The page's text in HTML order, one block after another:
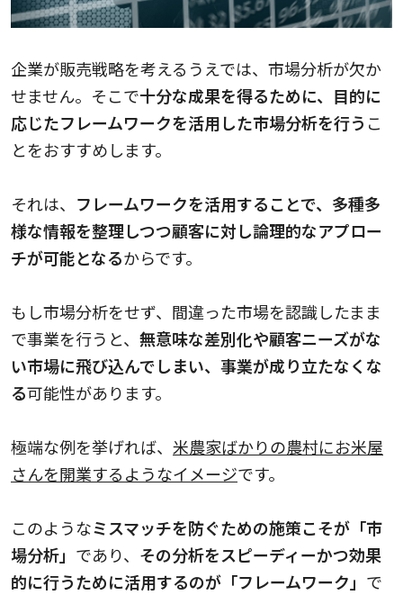
企業が販売戦略を考えるうえでは、市場分析が欠か
せません。そこで十分な成果を得るために、目的に
応じたフレームワークを活用した市場分析を行う こ
とをおすすめします。
それは、 フレームワークを活用することで、多種多
様な情報を整理しつつ顧客に対し論理的なアプロー
チが可能となるからです。
もし市場分析をせず、間違った市場を認識したまま
で事業を行うと、 無意味な差別化や顧客ニーズがな
い市場に飛び込んでしまい、事業が成り立たなくな
る可能性があります。
極端な例を挙げれば、 米農家ばかりの農村にお米屋
さんを開業するようなイメージです。
このようなミスマッチを防ぐための施策こそが「市
場分析」 であり、 その分析をスピーディーかつ効果
的に行うために活用するのが「フレームワーク」 で